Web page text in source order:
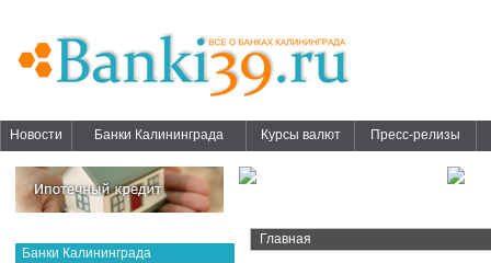
Новости Банки Калининграда Курсы валют Пресс-релизы
Банки Калининграда
Главная